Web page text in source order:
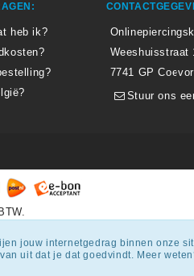
heb ik?
Weeshuisstraat
7741 GP
Stuur ons
1807beoordelingen.
jouw internetgedrag binnen onze
uit dat je dat goedvindt. Meer